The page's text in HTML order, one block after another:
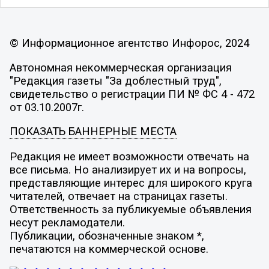
© Информационное агентство Инфорос, 2024
Автономная некоммерческая организация
"Редакция газеты "За доблестный труд",
свидетельство о регистрации ПИ № ФС 4 - 472
от 03.10.2007г.
ПОКАЗАТЬ БАННЕРНЫЕ МЕСТА
Редакция не имеет возможности отвечать на
все письма. Но анализирует их и на вопросы,
представляющие интерес для широкого круга
читателей, отвечает на страницах газеты.
Ответственность за публикуемые объявления
несут рекламодатели.
Публикации, обозначенные знаком *,
печатаются на коммерческой основе.